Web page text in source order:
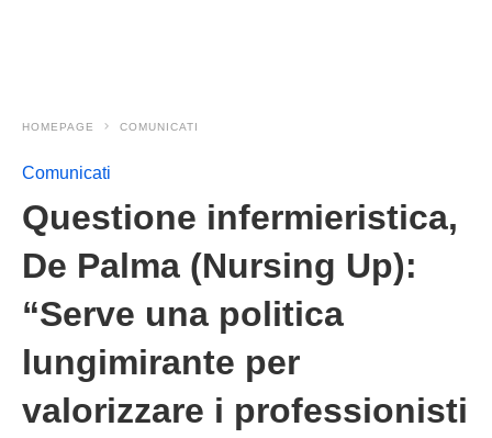
HOMEPAGE COMUNICATI
Comunicati
Questione infermieristica,
De Palma (Nursing Up):
“Serve una politica
lungimirante per
valorizzare i professionisti